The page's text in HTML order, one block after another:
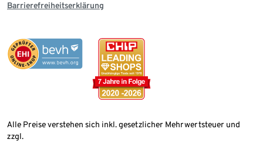
Barrierefreiheitserklärung
Alle Preise verstehen sich inkl. gesetzlicher Mehrwertsteuer und
zzgl.